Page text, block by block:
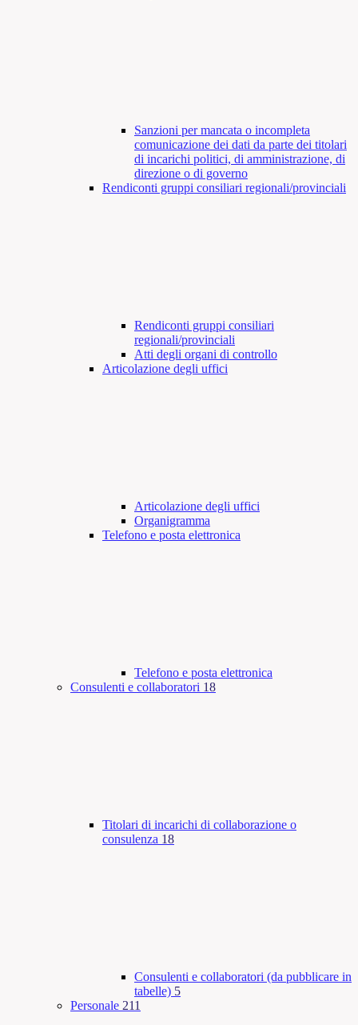
Sanzioni per mancata o incompleta
comunicazione dei dati da parte dei titolari
di incarichi politici, di amministrazione, di
direzione o di governo
Rendiconti gruppi consiliari regionali/provinciali
Rendiconti gruppi consiliari
regionali/provinciali
Atti degli organi di controllo
Articolazione degli uffici
Articolazione degli uffici
Organigramma
Telefono e posta elettronica
Telefono e posta elettronica
Consulenti e collaboratori 18
Titolari di incarichi di collaborazione o
consulenza 18
Consulenti e collaboratori (da pubblicare in
tabelle) 5
Personale 211